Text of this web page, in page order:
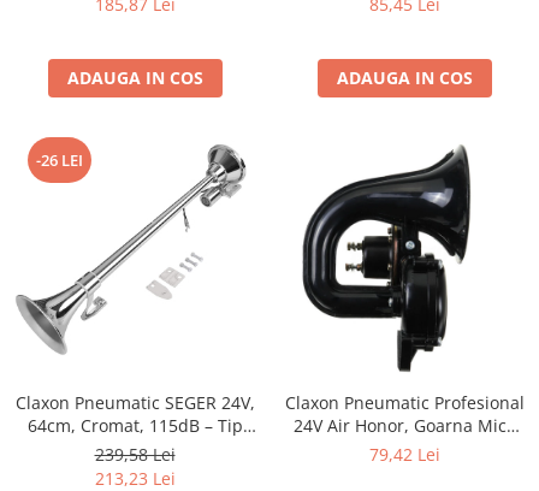
ADAUGA IN COS ADAUGA IN COS
-26 LEI
Claxon Pneumatic SEGER 24V,
64cm, Cromat, 115dB – Tip
Marin/Camion/Rulota
239,58 Lei
213,23 Lei
Claxon Pneumatic Profesional
24V Air Honor, Goarna Mica
Camion 48W, 135dB, pentru
79,42 Lei